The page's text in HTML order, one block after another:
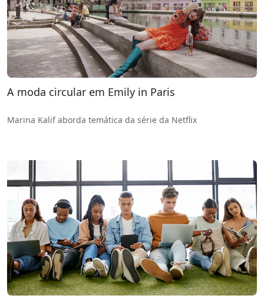
A moda circular em Emily in Paris
Marina Kalif aborda temática da série da Netflix